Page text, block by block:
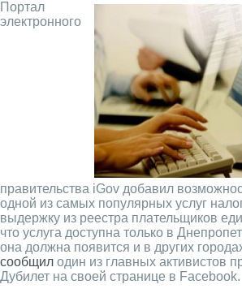
Портал
электронного
правительства iGov добавил
одной из самых популярных услуг
выдержку из реестра плательщиков
что услуга доступна только в
она должна появится и в других
сообщил один из главных активистов
Дубилет на своей странице в Facebook.